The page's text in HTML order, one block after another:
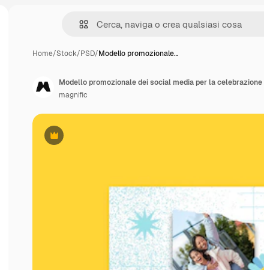
Home/Stock/PSD/Modello promozionale…
Premium
magnific